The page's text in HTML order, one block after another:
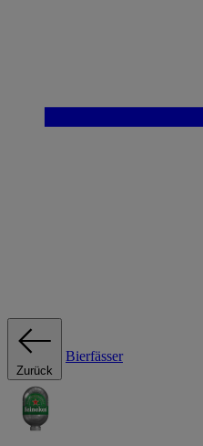
Zurück
Bierfässer